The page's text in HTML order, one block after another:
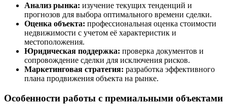
Анализ рынка: изучение текущих тенденций и
прогнозов для выбора оптимального времени сделки.
Оценка объекта: профессиональная оценка стоимости
недвижимости с учетом её характеристик и
местоположения.
Юридическая поддержка: проверка документов и
сопровождение сделки для исключения рисков.
Маркетинговая стратегия: разработка эффективного
плана продвижения объекта на рынке.
Особенности работы с премиальными объектами